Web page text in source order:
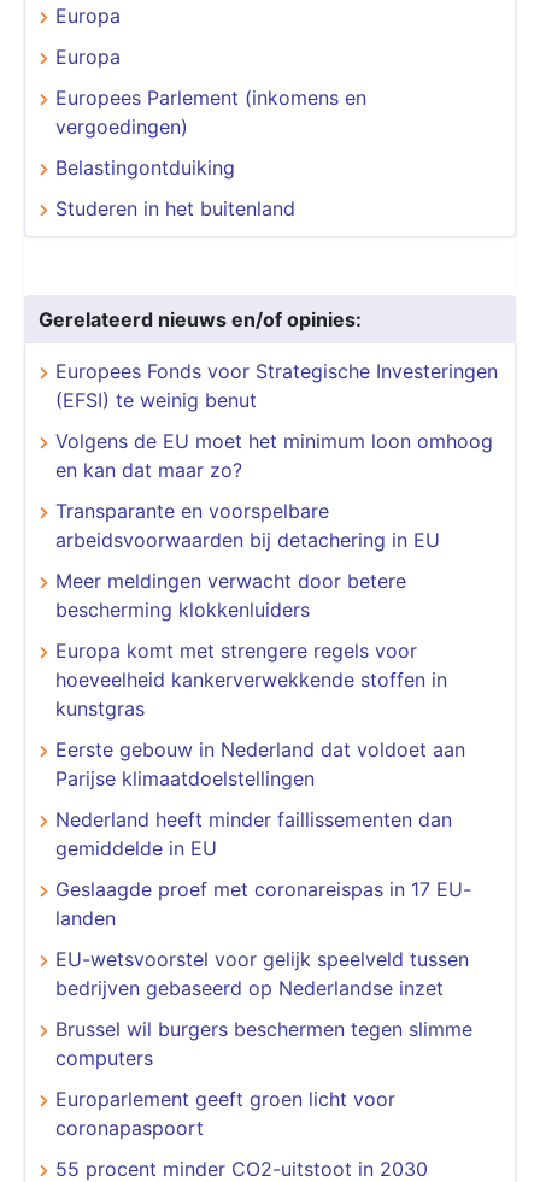
Europa
Europa
Europees Parlement (inkomens en
vergoedingen)
Belastingontduiking
Studeren in het buitenland
Gerelateerd nieuws en/of opinies:
Europees Fonds voor Strategische Investeringen
(EFSI) te weinig benut
Volgens de EU moet het minimum loon omhoog
en kan dat maar zo?
Transparante en voorspelbare
arbeidsvoorwaarden bij detachering in EU
Meer meldingen verwacht door betere
bescherming klokkenluiders
Europa komt met strengere regels voor
hoeveelheid kankerverwekkende stoffen in
kunstgras
Eerste gebouw in Nederland dat voldoet aan
Parijse klimaatdoelstellingen
Nederland heeft minder faillissementen dan
gemiddelde in EU
Geslaagde proef met coronareispas in 17 EU-
landen
EU-wetsvoorstel voor gelijk speelveld tussen
bedrijven gebaseerd op Nederlandse inzet
Brussel wil burgers beschermen tegen slimme
computers
Europarlement geeft groen licht voor
coronapaspoort
55 procent minder CO2-uitstoot in 2030